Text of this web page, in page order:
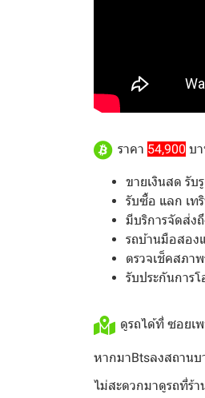
ราคา 54,900 บ
ขายเงินสด รับ
รับซื้อ แลก เท
มีบริการจัดส่ง
รถบ้านมือสอง
ตรวจเช็คสภา
รับประกันการ
ดูรถได้ที่ ซอยเ
หากมาBtsลงสถาน
ไม่สะดวกมาดูรถที่ร้